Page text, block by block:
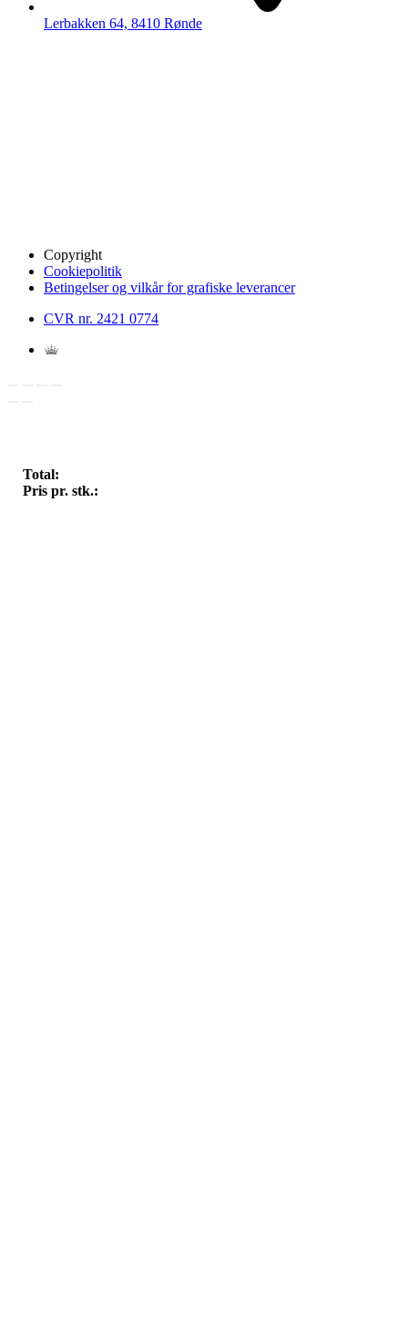
Total:
Pris pr. stk.:
Lerbakken 64, 8410 Rønde
Copyright
Cookiepolitik
Betingelser og vilkår for grafiske leverancer
CVR nr. 2421 0774